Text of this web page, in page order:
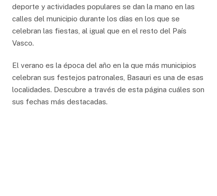
deporte y actividades populares se dan la mano en las
calles del municipio durante los días en los que se
celebran las fiestas, al igual que en el resto del País
Vasco.
El verano es la época del año en la que más municipios
celebran sus festejos patronales, Basauri es una de esas
localidades. Descubre a través de esta página cuáles son
sus fechas más destacadas.